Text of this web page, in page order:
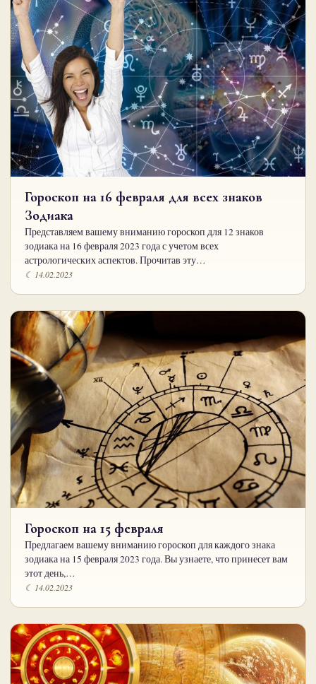
Гороскоп на 16 февраля для всех знаков
Зодиака
Представляем вашему вниманию гороскоп для 12 знаков
зодиака на 16 февраля 2023 года с учетом всех
астрологических аспектов. Прочитав эту…
☾ 14.02.2023
Гороскоп на 15 февраля
Предлагаем вашему вниманию гороскоп для каждого знака
зодиака на 15 февраля 2023 года. Вы узнаете, что принесет вам
этот день,…
☾ 14.02.2023